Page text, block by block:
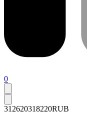
0
312620318220RUB